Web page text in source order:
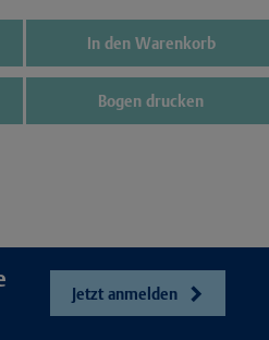
In den Warenkorb
Bogen drucken
Jetzt anmelden